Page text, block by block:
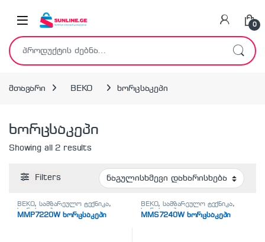
0
ძებნა:
მთავარი BEKO ხორცსაკეპი
ხორცსაკეპი
Showing all 2 results
Filters
BEKO,სამზარეულო ტექნიკა,
ხორცსაკეპი
MMP7220W ხორცსაკეპი
BEKO,სამზარეულო ტექნიკა,
ხორცსაკეპი
MMS7240W ხორცსაკეპი